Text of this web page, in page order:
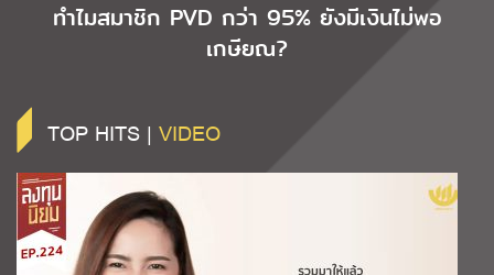
ทำไมสมาชิก PVD กว่า 95% ยังมีเงินไม่พอ
เกษียณ?
TOP HITS | VIDEO